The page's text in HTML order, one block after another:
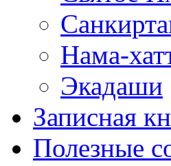
Нама-
Экадаши
Записная
Полезные